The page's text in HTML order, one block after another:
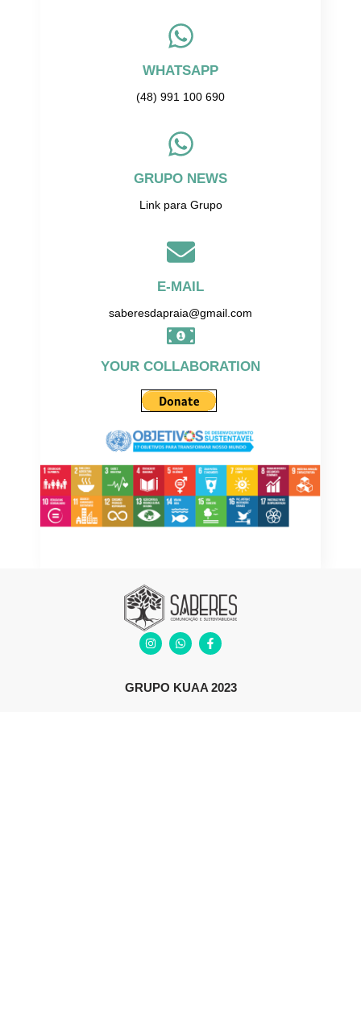
WHATSAPP
(48) 991 100 690
GRUPO NEWS
Link para Grupo
E-MAIL
saberesdapraia@gmail.com
YOUR COLLABORATION
GRUPO KUAA 2023